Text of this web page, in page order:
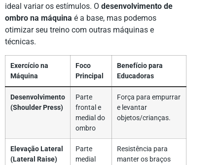
ideal variar os estímulos. O desenvolvimento de
ombro na máquina é a base, mas podemos
otimizar seu treino com outras máquinas e
técnicas.
Exercício na
Máquina
Foco
Principal
Benefício para
Educadoras
Desenvolvimento
(Shoulder Press)
Parte
frontal e
medial do
ombro
Força para empurrar
e levantar
objetos/crianças.
Elevação Lateral
(Lateral Raise)
Parte
medial
Resistência para
manter os braços